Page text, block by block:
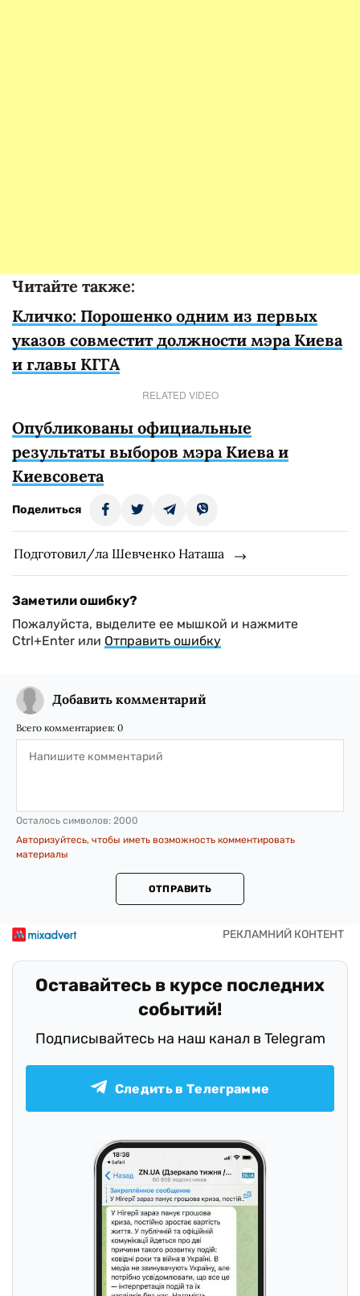
Читайте также:
Кличко: Порошенко одним из первых
указов совместит должности мэра Киева
и главы КГГА
RELATED VIDEO
Опубликованы официальные
результаты выборов мэра Киева и
Киевсовета
Поделиться
Подготовил/ла Шевченко Наташа
Заметили ошибку?
Пожалуйста, выделите ее мышкой и нажмите
Ctrl+Enter или Отправить ошибку
Добавить комментарий
Всего комментариев: 0
Осталось символов: 2000
Авторизуйтесь, чтобы иметь возможность комментировать
материалы
ОТПРАВИТЬ
Оставайтесь в курсе последних
событий!
Подписывайтесь на наш канал в Telegram
Следить в Телеграмме